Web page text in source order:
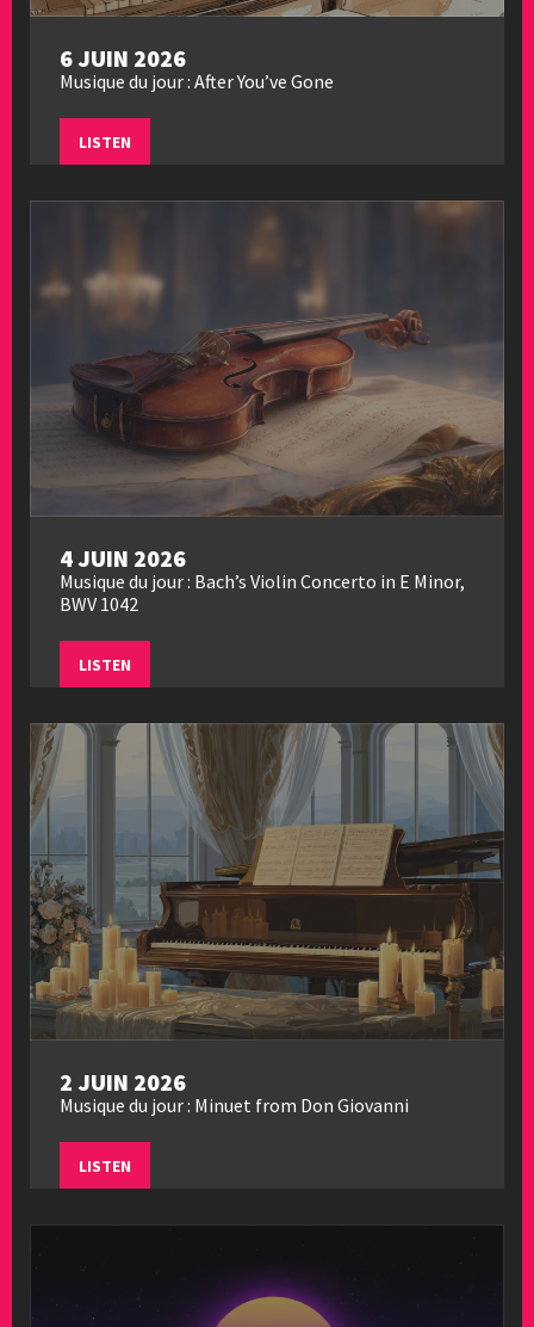
6 JUIN 2026
Musique du jour : After You’ve Gone
LISTEN
4 JUIN 2026
Musique du jour : Bach’s Violin Concerto in E Minor,
BWV 1042
LISTEN
2 JUIN 2026
Musique du jour : Minuet from Don Giovanni
LISTEN